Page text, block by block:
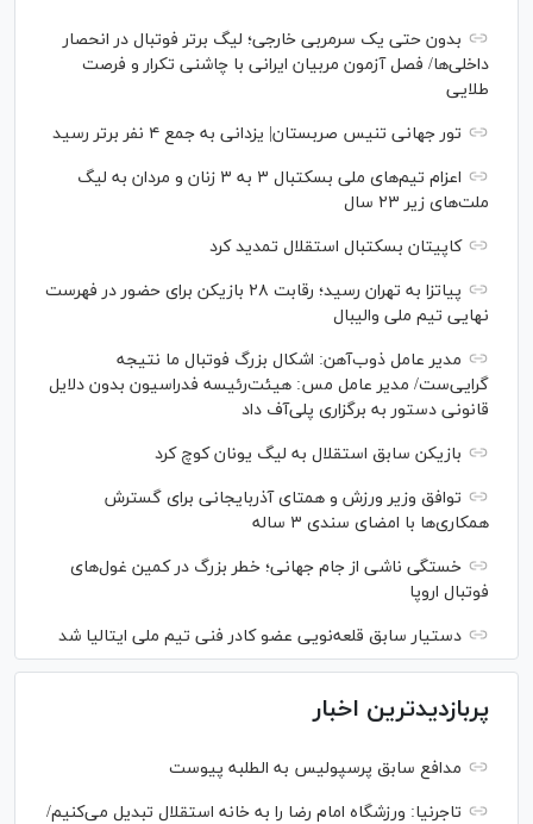
بدون حتی یک سرمربی خارجی؛ لیگ برتر فوتبال در انحصار
داخلی‌ها/ فصل آزمون مربیان ایرانی با چاشنی تکرار و فرصت
طلایی
تور جهانی تنیس صربستان| یزدانی به جمع ۴ نفر برتر رسید
اعزام تیم‌های ملی بسکتبال ۳ به ۳ زنان و مردان به لیگ
ملت‌های زیر ۲۳ سال
کاپیتان بسکتبال استقلال تمدید کرد
پیاتزا به تهران رسید؛ رقابت ۲۸ بازیکن برای حضور در فهرست
نهایی تیم ملی والیبال
مدیر عامل ذوب‌آهن: اشکال بزرگ فوتبال ما نتیجه
گرایی‌ست/ مدیر عامل مس: هیئت‌رئیسه فدراسیون بدون دلایل
قانونی دستور به برگزاری پلی‌آف داد
بازیکن سابق استقلال به لیگ یونان کوچ کرد
توافق وزیر ورزش و همتای آذربایجانی برای گسترش
همکاری‌ها با امضای سندی ۳ ساله
خستگی ناشی از جام جهانی؛ خطر بزرگ در کمین غول‌های
فوتبال اروپا
دستیار سابق قلعه‌نویی عضو کادر فنی تیم ملی ایتالیا شد
پربازدیدترین اخبار
مدافع سابق پرسپولیس به الطلبه پیوست
تاجرنیا: ورزشگاه امام رضا را به خانه استقلال تبدیل می‌کنیم/